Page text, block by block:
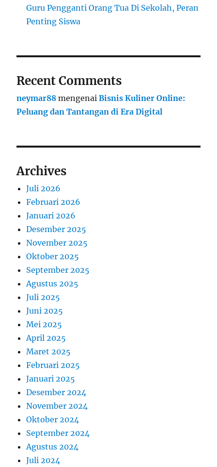
Guru Pengganti Orang Tua Di Sekolah, Peran
Penting Siswa
Recent Comments
neymar88 mengenaiBisnis Kuliner Online:
Peluang dan Tantangan di Era Digital
Archives
Juli 2026
Februari 2026
Januari 2026
Desember 2025
November 2025
Oktober 2025
September 2025
Agustus 2025
Juli 2025
Juni 2025
Mei 2025
April 2025
Maret 2025
Februari 2025
Januari 2025
Desember 2024
November 2024
Oktober 2024
September 2024
Agustus 2024
Juli 2024